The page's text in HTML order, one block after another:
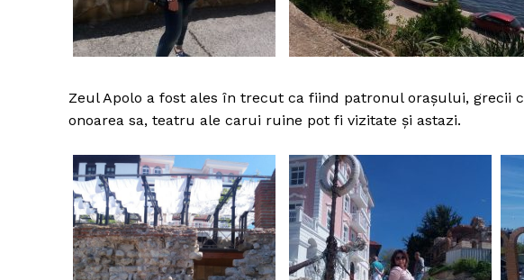
Zeul Apolo a fost ales în trecut ca fiind patronul oraşului,
onoarea sa, teatru ale carui ruine pot fi vizitate şi astazi.